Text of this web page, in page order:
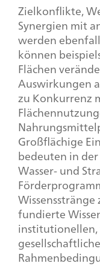
Zielkonflikte,
Synergien mit
werden
können
Flächen
Auswirkungen
zu Konkurrenz
Großflächige
bedeuten in
Wasser- und
fundierte